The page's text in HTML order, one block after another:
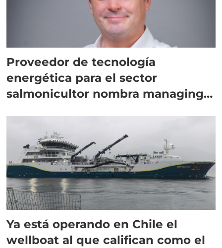
Proveedor de tecnología
energética para el sector
salmonicultor nombra managing
Ya está operando en Chile el
wellboat al que califican como el